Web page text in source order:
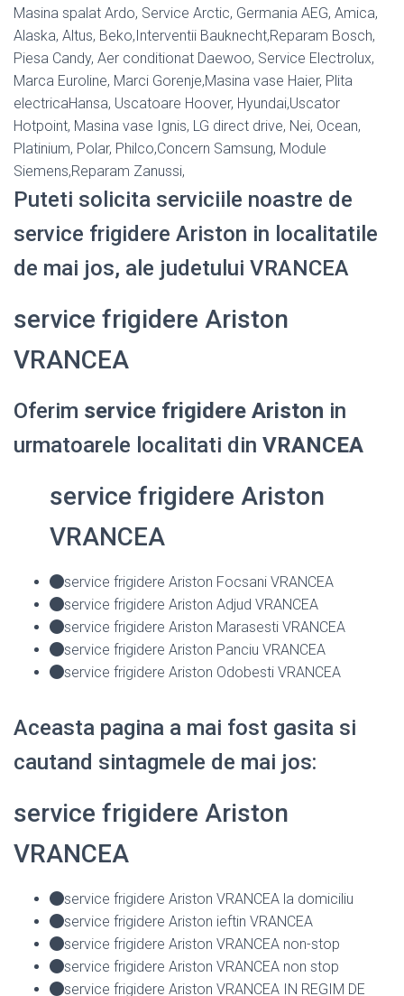
Masina spalat Ardo, Service Arctic, Germania AEG, Amica,
Alaska, Altus, Beko,Interventii Bauknecht,Reparam Bosch,
Piesa Candy, Aer conditionat Daewoo, Service Electrolux,
Marca Euroline, Marci Gorenje,Masina vase Haier, Plita
electricaHansa, Uscatoare Hoover, Hyundai,Uscator
Hotpoint, Masina vase Ignis, LG direct drive, Nei, Ocean,
Platinium, Polar, Philco,Concern Samsung, Module
Siemens,Reparam Zanussi,
Puteti solicita serviciile noastre de
service frigidere Ariston in localitatile
de mai jos, ale judetului VRANCEA
service frigidere Ariston
VRANCEA
Oferim service frigidere Ariston in
urmatoarele localitati din VRANCEA
service frigidere Ariston
VRANCEA
service frigidere Ariston Focsani VRANCEA
service frigidere Ariston Adjud VRANCEA
service frigidere Ariston Marasesti VRANCEA
service frigidere Ariston Panciu VRANCEA
service frigidere Ariston Odobesti VRANCEA
Aceasta pagina a mai fost gasita si
cautand sintagmele de mai jos:
service frigidere Ariston
VRANCEA
service frigidere Ariston VRANCEA la domiciliu
service frigidere Ariston ieftin VRANCEA
service frigidere Ariston VRANCEA non-stop
service frigidere Ariston VRANCEA non stop
service frigidere Ariston VRANCEA IN REGIM DE